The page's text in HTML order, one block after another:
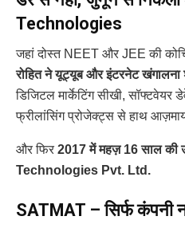
Technologies
जहां दोस्त NEET और JEE की
रोहित ने यूट्यूब और इंटरनेट खंगालना
डिजिटल मार्केटिंग सीखी, सॉफ्टवेयर
फ्रीलांसिंग प्रोजेक्ट्स से हाथ
और फिर 2017 में महज़ 16 साल की
Technologies Pvt. Ltd.
SATMAT – सिर्फ कंपनी